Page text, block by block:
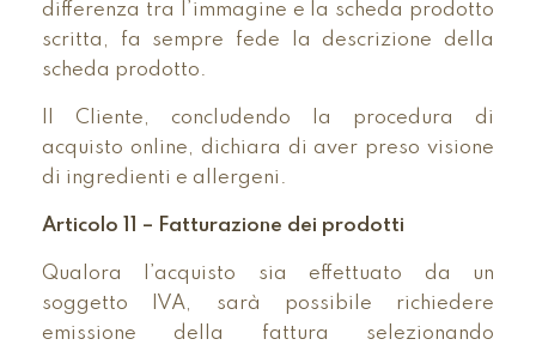
differenza tra l’immagine e la scheda prodotto
scritta, fa sempre fede la descrizione della
scheda prodotto.
Il Cliente, concludendo la procedura di
acquisto online, dichiara di aver preso visione
di ingredienti e allergeni.
Articolo 11 – Fatturazione dei prodotti
Qualora l’acquisto sia effettuato da un
soggetto IVA, sarà possibile richiedere
emissione della fattura selezionando